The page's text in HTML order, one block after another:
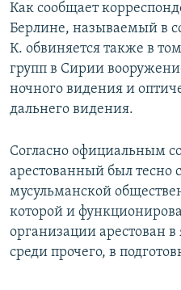
Как сообщает
Берлине, называемый в
К. обвиняется также в
групп в Сирии
ночного видения и
дальнего видения.
Согласно официальным
арестованный был тесно
мусульманской
которой и
организации арестован
среди прочего, в